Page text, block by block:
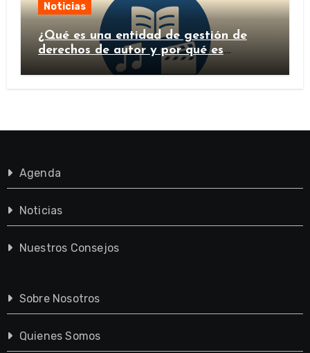
Noticias
¿Qué es una entidad de gestión de
derechos de autor y por qué es
importante?
Agenda
Noticias
Nuestros Consejos
Sobre Nosotros
Quienes Somos